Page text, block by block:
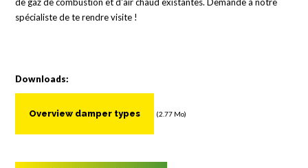
de gaz de combustion et d'air chaud existantes. Demande à notre
spécialiste de te rendre visite !
Downloads:
Overview damper types (2.77 Mo)